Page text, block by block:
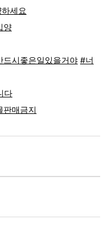
세요
양
드시좋은일있을거야 #너
다
판매금지